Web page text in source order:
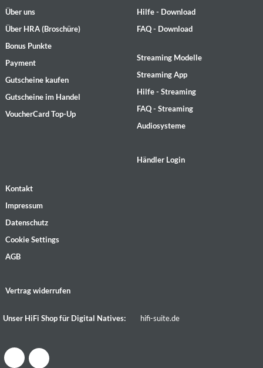
Über uns
Über HRA (Broschüre)
Bonus Punkte
Payment
Gutscheine kaufen
Gutscheine im Handel
VoucherCard Top-Up
Hilfe - Download
FAQ - Download
Streaming Modelle
Streaming App
Hilfe - Streaming
FAQ - Streaming
Audiosysteme
Händler Login
Kontakt
Impressum
Datenschutz
Cookie Settings
AGB
Vertrag widerrufen
Unser HiFi Shop für Digital Natives: hifi-suite.de